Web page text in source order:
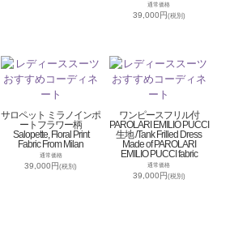
通常価格
39,000円(税別)
サロペット ミラノインポ
ートフラワー柄
Salopette, Floral Print
Fabric From Milan
通常価格
39,000円(税別)
ワンピースフリル付
PAROLARI EMILIO PUCCI
生地 /Tank Frilled Dress
Made of PAROLARI
EMILIO PUCCI fabric
通常価格
39,000円(税別)